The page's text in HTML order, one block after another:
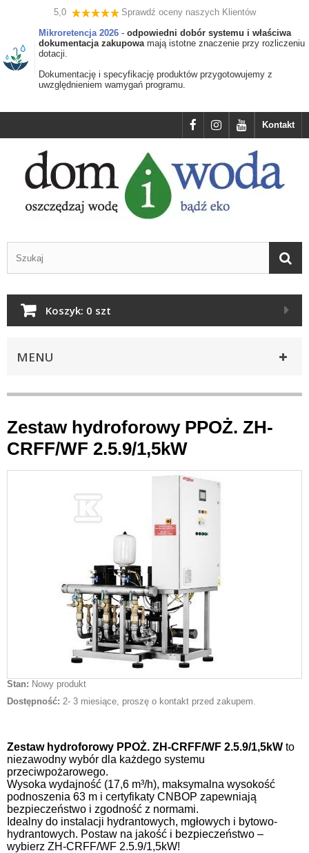
5,0
Sprawdź oceny naszych Klientów
Mikroretencja 2026 - odpowiedni dobór systemu i właściwa
dokumentacja zakupowamają istotne znaczenie przy rozliczeniu
dotacji.
Dokumentację i specyfikację produktów przygotowujemy z
uwzględnieniem wamygań programu.
Kontakt
Koszyk: 0 szt
MENU
Zestaw hydroforowy PPOŻ. ZH-
CRFF/WF 2.5.9/1,5kW
Stan: Nowy produkt
Dostępność: 2- 3 miesiące, proszę o kontakt przed zakupem.
Zestaw hydroforowy PPOŻ. ZH-CRFF/WF 2.5.9/1,5kW to
niezawodny wybór dla każdego systemu
przeciwpożarowego.
Wysoka wydajność (17,6 m³/h), maksymalna wysokość
podnoszenia 63 m i certyfikaty CNBOP zapewniają
bezpieczeństwo i zgodność z normami.
Idealny do instalacji hydrantowych, mgłowych i bytowo-
hydrantowych. Postaw na jakość i bezpieczeństwo –
wybierz ZH-CRFF/WF 2.5.9/1,5kW!